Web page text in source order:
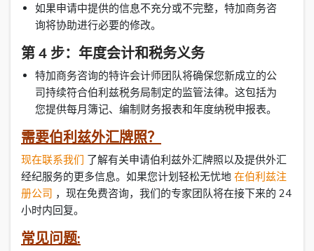
如果申请中提供的信息不充分或不完整，特加商务咨
询将协助进行必要的修改。
第 4 步：年度会计和税务义务
特加商务咨询的特许会计师团队将确保您新成立的公
司持续符合伯利兹税务局制定的监管法律。这包括为
您提供每月簿记、编制财务报表和年度纳税申报表。
需要伯利兹外汇牌照？
现在联系我们 了解有关申请伯利兹外汇牌照以及提供外汇
经纪服务的更多信息。如果您计划轻松无忧地 在伯利兹注
册公司 ，现在免费咨询，我们的专家团队将在接下来的 24
小时内回复。
常见问题: